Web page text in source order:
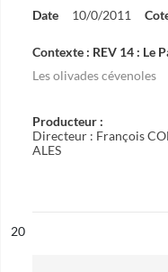
Date 10/0/2011
Contexte : REV 14 : Le
Les olivades cévenoles
Producteur :
Directeur : François
ALES
n°
20